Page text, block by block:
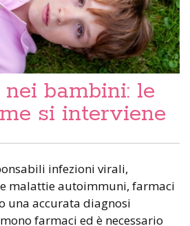
bambini: le
si interviene
infezioni virali,
malattie autoimmuni, farmaci
una accurata diagnosi
farmaci ed è necessario